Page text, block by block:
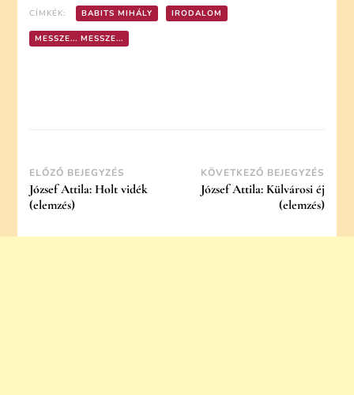
CÍMKÉK: BABITS MIHÁLY IRODALOM
MESSZE... MESSZE...
Post
Navigation
ELŐZŐ BEJEGYZÉS
József Attila: Holt vidék
(elemzés)
KÖVETKEZŐ BEJEGYZÉS
József Attila: Külvárosi éj
(elemzés)